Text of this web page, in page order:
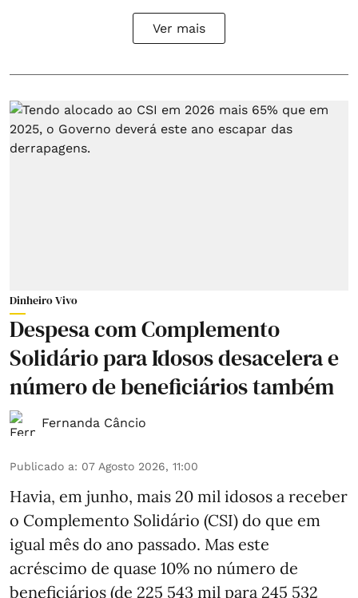
Ver mais
Dinheiro Vivo
Despesa com Complemento
Solidário para Idosos desacelera e
número de beneficiários também
Fernanda Câncio
Publicado a: 07 Agosto 2026, 11:00
Havia, em junho, mais 20 mil idosos a receber
o Complemento Solidário (CSI) do que em
igual mês do ano passado. Mas este
acréscimo de quase 10% no número de
beneficiários (de 225 543 mil para 245 532